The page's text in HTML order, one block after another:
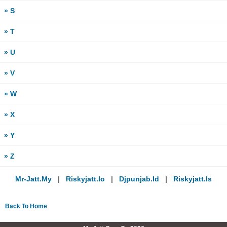
» S
» T
» U
» V
» W
» X
» Y
» Z
Mr-Jatt.my | Riskyjatt.io | Djpunjab.id | Riskyjatt.is
Back To Home